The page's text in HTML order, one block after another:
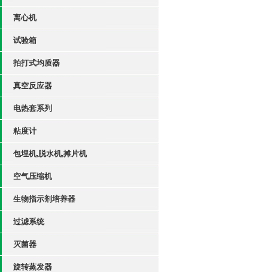
离心机
试验箱
拍打式均质器
真空反应器
电热套系列
粘度计
包埋机,脱水机,摊片机
空气压缩机
生物指示剂培养器
过滤系统
灭菌器
旋转蒸发器